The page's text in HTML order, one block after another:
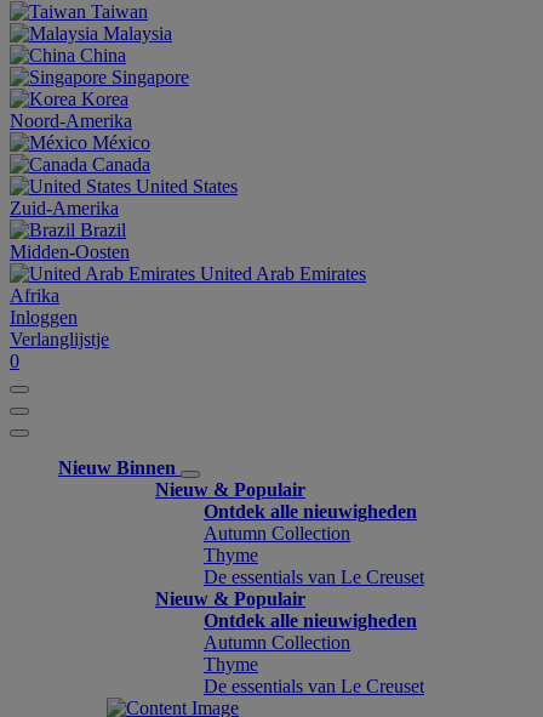
Taiwan
Malaysia
China
Singapore
Korea
Noord-Amerika
México
Canada
United States
Zuid-Amerika
Brazil
Midden-Oosten
United Arab Emirates
Afrika
Inloggen
Verlanglijstje
0
Nieuw Binnen
Nieuw & Populair
Ontdek alle nieuwigheden
Autumn Collection
Thyme
De essentials van Le Creuset
Nieuw & Populair
Ontdek alle nieuwigheden
Autumn Collection
Thyme
De essentials van Le Creuset